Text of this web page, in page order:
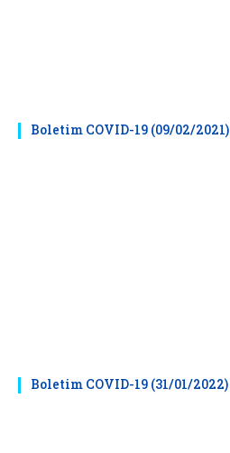
Boletim COVID-19 (09/02/2021)
Boletim COVID-19 (31/01/2022)